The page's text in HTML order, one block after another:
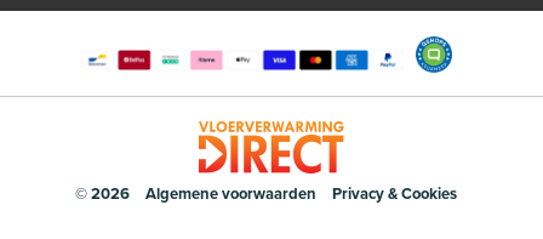
© 2026 Algemene voorwaarden Privacy & Cookies